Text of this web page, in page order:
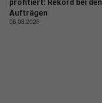
profitiert: Rekord bei den
Aufträgen
06.08.2026